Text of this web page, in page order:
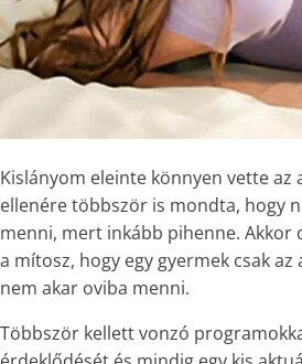
Kislányom eleinte könnyen vette az
ellenére többször is mondta, hogy
menni, mert inkább pihenne. Akkor
a mítosz, hogy egy gyermek csak
nem akar oviba menni.
Többször kellett vonzó